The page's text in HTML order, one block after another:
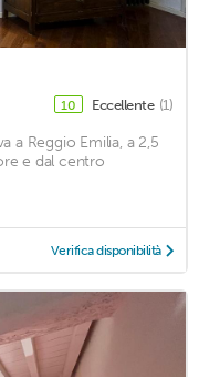
10 Eccellente (1)
a Reggio Emilia, a 2,5
e dal centro
Verifica disponibilità